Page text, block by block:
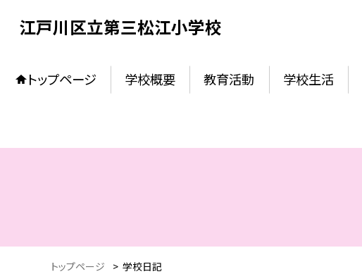
江戸川区立第三松江小学校
トップページ 学校概要 教育活動 学校生活
トップページ > 学校日記